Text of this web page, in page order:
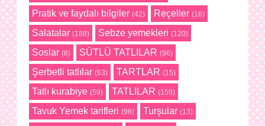
Pratik ve faydalı bilgiler (42) Reçeller (16)
Salatalar (188) Sebze yemekleri (120)
Soslar (8) SÜTLÜ TATLILAR (96)
Şerbetli tatlılar (63) TARTLAR (15)
Tatlı kurabiye (59) TATLILAR (159)
Tavuk Yemek tarifleri (96) Turşular (13)